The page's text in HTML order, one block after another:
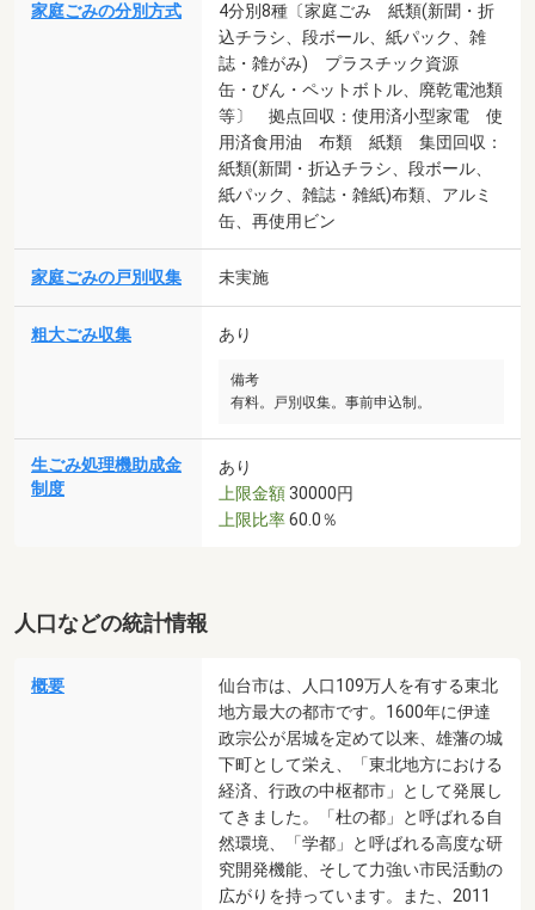
家庭ごみの分別方式
4分別8種〔家庭ごみ 紙類(新聞・折
込チラシ、段ボール、紙パック、雑
誌・雑がみ) プラスチック資源
缶・びん・ペットボトル、廃乾電池類
等〕 拠点回収：使用済小型家電 使
用済食用油 布類 紙類 集団回収：
紙類(新聞・折込チラシ、段ボール、
紙パック、雑誌・雑紙)布類、アルミ
缶、再使用ビン
家庭ごみの戸別収集 未実施
粗大ごみ収集 あり
備考
有料。戸別収集。事前申込制。
生ごみ処理機助成金
制度
あり
上限金額30000円
上限比率60.0％
人口などの統計情報
概要
仙台市は、人口109万人を有する東北
地方最大の都市です。1600年に伊達
政宗公が居城を定めて以来、雄藩の城
下町として栄え、「東北地方における
経済、行政の中枢都市」として発展し
てきました。「杜の都」と呼ばれる自
然環境、「学都」と呼ばれる高度な研
究開発機能、そして力強い市民活動の
広がりを持っています。また、2011